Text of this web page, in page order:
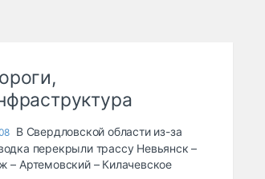
В Свердловской области из-за
перекрыли трассу Невьянск –
– Артемовский – Килачевское